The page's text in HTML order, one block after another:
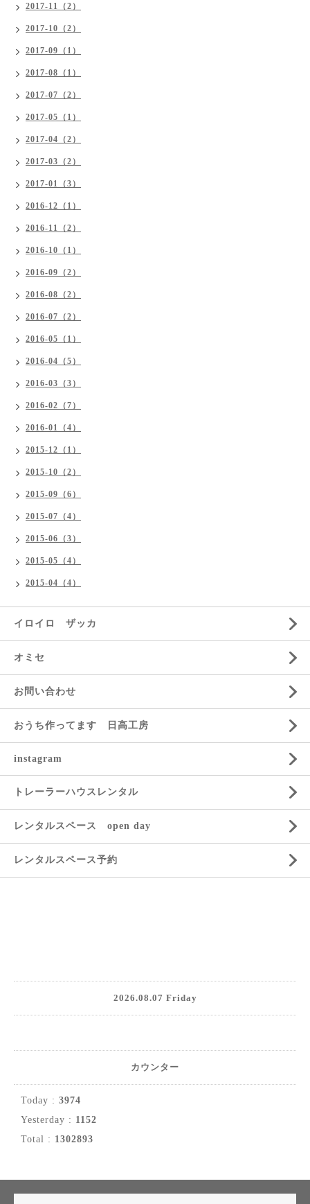
2017-11（2）
2017-10（2）
2017-09（1）
2017-08（1）
2017-07（2）
2017-05（1）
2017-04（2）
2017-03（2）
2017-01（3）
2016-12（1）
2016-11（2）
2016-10（1）
2016-09（2）
2016-08（2）
2016-07（2）
2016-05（1）
2016-04（5）
2016-03（3）
2016-02（7）
2016-01（4）
2015-12（1）
2015-10（2）
2015-09（6）
2015-07（4）
2015-06（3）
2015-05（4）
2015-04（4）
イロイロ ザッカ
オミセ
お問い合わせ
おうち作ってます 日高工房
instagram
トレーラーハウスレンタル
レンタルスペース open day
レンタルスペース予約
2026.08.07 Friday
カウンター
Today : 3974
Yesterday : 1152
Total : 1302893